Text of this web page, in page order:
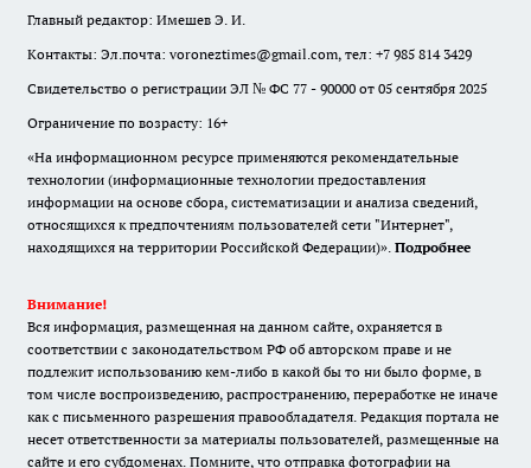
Главный редактор: Имешев Э. И.
Контакты: Эл.почта: voroneztimes@gmail.com, тел: +7 985 814 3429
Свидетельство о регистрации ЭЛ № ФС 77 - 90000 от 05 сентября 2025
Ограничение по возрасту: 16+
«На информационном ресурсе применяются рекомендательные
технологии (информационные технологии предоставления
информации на основе сбора, систематизации и анализа сведений,
относящихся к предпочтениям пользователей сети "Интернет",
находящихся на территории Российской Федерации)». Подробнее
Внимание!
Вся информация, размещенная на данном сайте, охраняется в
соответствии с законодательством РФ об авторском праве и не
подлежит использованию кем-либо в какой бы то ни было форме, в
том числе воспроизведению, распространению, переработке не иначе
как с письменного разрешения правообладателя. Редакция портала не
несет ответственности за материалы пользователей, размещенные на
сайте и его субдоменах. Помните, что отправка фотографии на